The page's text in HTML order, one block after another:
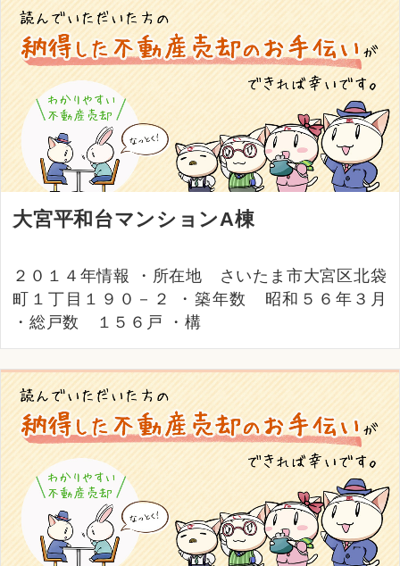
大宮平和台マンションA棟
２０１４年情報 ・所在地 さいたま市大宮区北袋
町１丁目１９０－２ ・築年数 昭和５６年３月
・総戸数 １５６戸 ・構